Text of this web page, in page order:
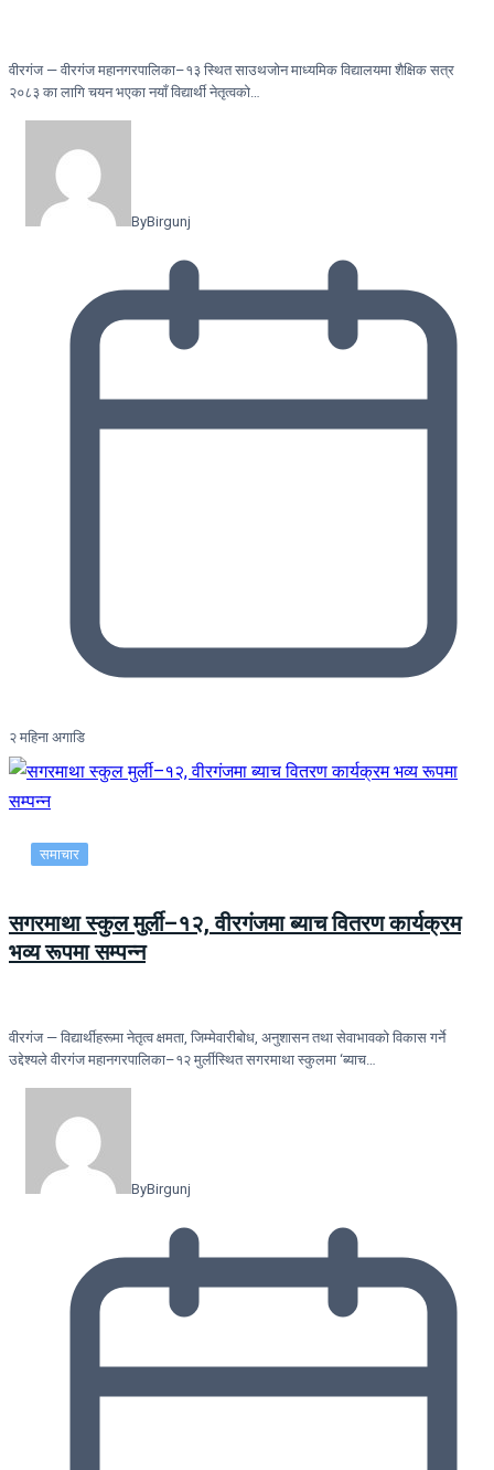
वीरगंज — वीरगंज महानगरपालिका–१३ स्थित साउथजोन माध्यमिक विद्यालयमा शैक्षिक सत्र
२०८३ का लागि चयन भएका नयाँ विद्यार्थी नेतृत्वको…
ByBirgunj
२ महिना अगाडि
समाचार
सगरमाथा स्कुल मुर्ली–१२, वीरगंजमा ब्याच वितरण कार्यक्रम
भव्य रूपमा सम्पन्न
वीरगंज — विद्यार्थीहरूमा नेतृत्व क्षमता, जिम्मेवारीबोध, अनुशासन तथा सेवाभावको विकास गर्ने
उद्देश्यले वीरगंज महानगरपालिका–१२ मुर्लीस्थित सगरमाथा स्कुलमा ‘ब्याच…
ByBirgunj